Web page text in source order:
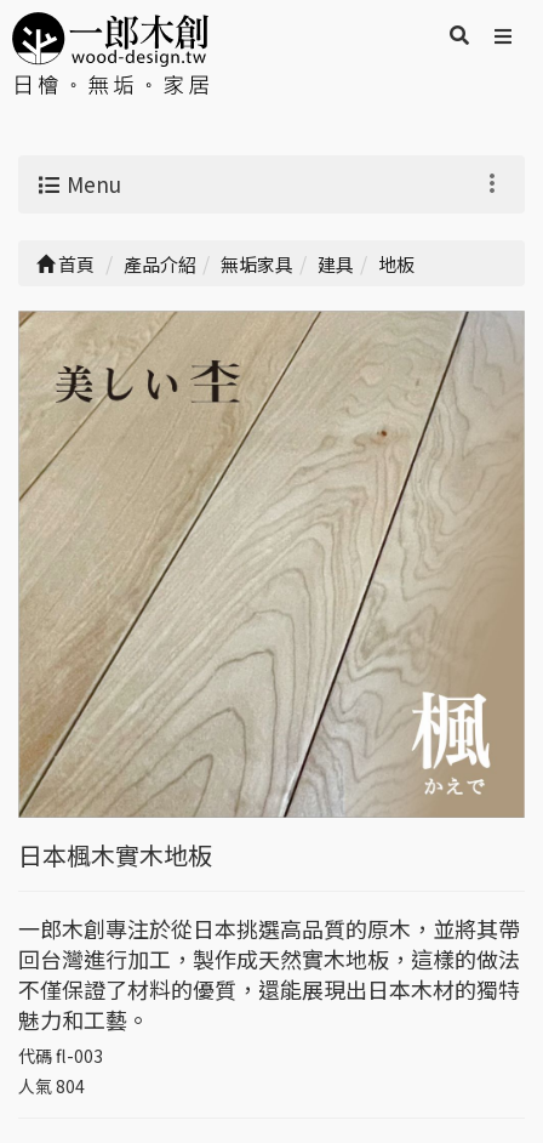
Menu
首頁 產品介紹 無垢家具 建具 地板
日本楓木實木地板
一郎木創專注於從日本挑選高品質的原木，並將其帶
回台灣進行加工，製作成天然實木地板，這樣的做法
不僅保證了材料的優質，還能展現出日本木材的獨特
魅力和工藝。
代碼fl-003
人氣804